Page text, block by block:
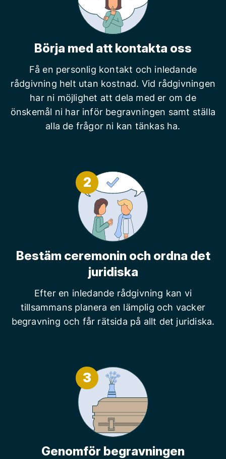
Börja med att kontakta oss
Få en personlig kontakt och inledande
rådgivning helt utan kostnad. Vid rådgivningen
har ni möjlighet att dela med er om de
önskemål ni har inför begravningen samt ställa
alla de frågor ni kan tänkas ha.
2
Bestäm ceremonin och ordna det
juridiska
Efter en inledande rådgivning kan vi
tillsammans planera en lämplig och vacker
begravning och får rätsida på allt det juridiska.
3
Genomför begravningen